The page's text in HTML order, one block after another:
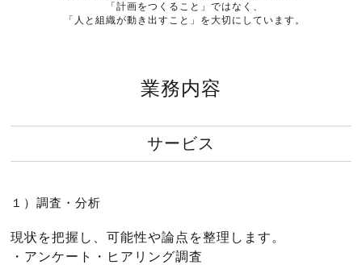
「計画をつくること」ではなく、
「人と組織が動き出すこと」を大切にしています。
業務内容
サービス
１）調査・分析
現状を把握し、可能性や論点を整理します。
・アンケート・ヒアリング調査